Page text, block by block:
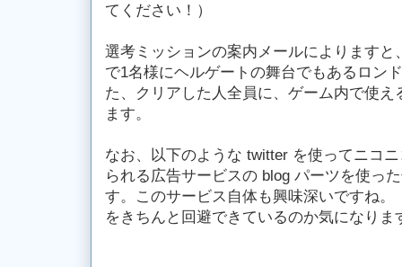
てください！）
選考ミッションの案内メールによります
で1名様にヘルゲートの舞台でもあるロン
た、クリアした人全員に、ゲーム内で使
ます。
なお、以下のような twitter を使ってニコ
られる広告サービスの blog パーツを使っ
す。このサービス自体も興味深いですね
をきちんと回避できているのか気になり